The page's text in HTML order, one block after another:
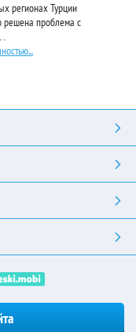
регионах Турции
решена проблема с